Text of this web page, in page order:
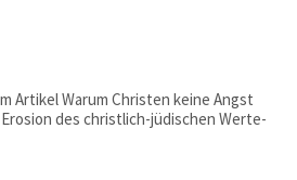
Artikel Warum Christen keine Angst
des christlich-jüdischen Werte­